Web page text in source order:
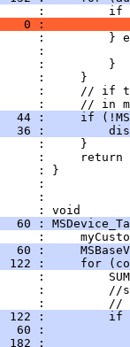
:         if
0 :
:         }
:
:         }
:     }
:     // if
:     // in
44 :     if
36 :
:     }
:     return
: }
:
:
: void
60 :
:
60 :
122 :     for
:
:         //
:         //
122 :         if
60 :
182 :